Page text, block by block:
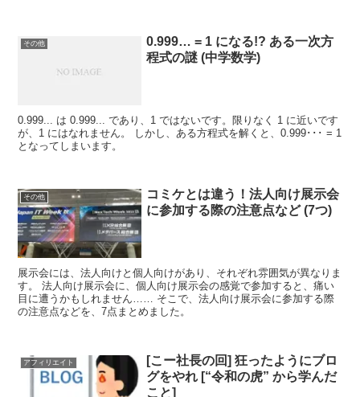
その他
0.999… = 1 になる!? ある一次方
程式の謎 (中学数学)
0.999... は 0.999... であり、1 ではないです。限りなく 1 に近いです
が、1 にはなれません。 しかし、ある方程式を解くと、0.999･･･ = 1
となってしまいます。
その他
コミケとは違う！法人向け展示会
に参加する際の注意点など (7つ)
展示会には、法人向けと個人向けがあり、それぞれ雰囲気が異なりま
す。 法人向け展示会に、個人向け展示会の感覚で参加すると、痛い
目に遭うかもしれません…… そこで、法人向け展示会に参加する際
の注意点などを、7点まとめました。
アフィリエイト
[こー社長の回] 狂ったようにブロ
グをやれ [“令和の虎” から学んだ
こと]